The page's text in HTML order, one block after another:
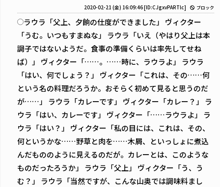
2020-02-21 (金) 16:09:46[ID:CJgxvPARTlc] ブロック
ラウラ「父上、夕餉の仕度ができました」 ヴィクター
「うむ。いつもすまぬな」 ラウラ「いえ（やはり父上は本
調子ではないようだ。食事の準備くらいは率先してせね
ば）」 ヴィクター「……。……時に、ラウラよ」 ラウラ
「はい、何でしょう？」 ヴィクター「これは、その……何
という名の料理だろうか。おそらく初めて見ると思うのだ
が……」 ラウラ「カレーです」 ヴィクター「カレー？」 ラ
ウラ「はい、カレーです」 ヴィクター「……ラウラよ」 ラ
ウラ「はい？」 ヴィクター「私の目には、これは、その、
何というかな……野草と肉を……木屑、といっしょに煮込
んだもののように見えるのだが。カレーとは、このような
ものだったろうか」 ラウラ「――父上」 ヴィクター「う、う
む？」 ラウラ「当然ですが、こんな山奥では調味料――まし